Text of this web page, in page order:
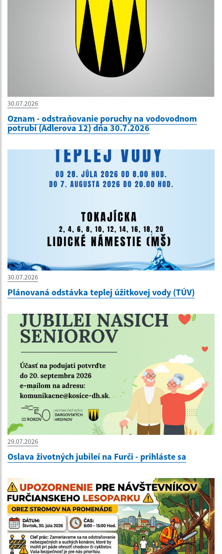
30.07.2026
Oznam - odstraňovanie poruchy na vodovodnom
potrubí (Adlerova 12) dňa 30.7.2026
30.07.2026
Plánovaná odstávka teplej úžitkovej vody (TÚV)
29.07.2026
Oslava životných jubileí na Furči - prihláste sa